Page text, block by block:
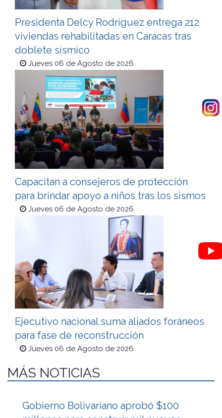
Presidenta Delcy Rodríguez entrega 212
viviendas rehabilitadas en Caracas tras
doblete sísmico
Jueves 06 de Agosto de 2026
Capacitan a consejeros de protección
para brindar apoyo a niños tras los sismos
Jueves 06 de Agosto de 2026
Ejecutivo nacional suma aliados foráneos
para fase de reconstrucción
Jueves 06 de Agosto de 2026
MÁS NOTICIAS
Gobierno Bolivariano aprobó $100